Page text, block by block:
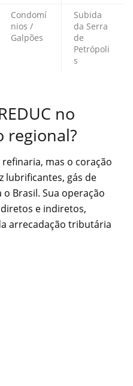
Condomí
nios /
Galpões
Subida
da Serra
de
Petrópoli
s
no
regional?
mas o coração
lubrificantes, gás de
Brasil. Sua operação
e indiretos,
arrecadação tributária